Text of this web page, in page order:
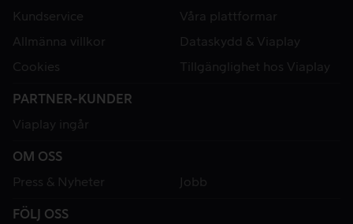
Kundservice
Våra plattformar
Allmänna villkor
Dataskydd & Viaplay
Cookies
Tillgänglighet hos Viaplay
PARTNER-KUNDER
Viaplay ingår
OM OSS
Press & Nyheter
Jobb
FÖLJ OSS